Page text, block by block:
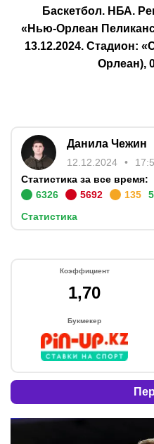
Баскетбол. НБА.
«Нью-Орлеан
13.12.2024. Стадион:
Орлеан),
Данила Чежин
12.12.2024
Статистика за все время:
6326
5692 135
Статистика
Коэффициент
1,70
Букмекер